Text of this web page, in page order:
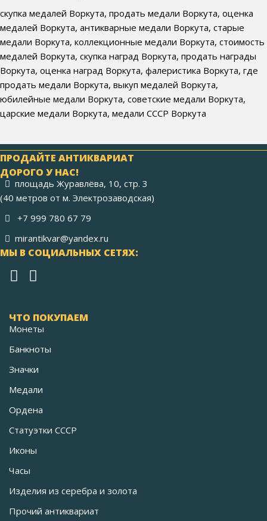
скупка медалей Воркута, продать медали Воркута, оценка
медалей Воркута, антикварные медали Воркута, старые
медали Воркута, коллекционные медали Воркута, стоимость
медалей Воркута, скупка наград Воркута, продать награды
Воркута, оценка наград Воркута, фалеристика Воркута, где
продать медали Воркута, выкуп медалей Воркута,
юбилейные медали Воркута, советские медали Воркута,
царские медали Воркута, медали СССР Воркута
ПРОДАЙТЕ АНТИКВАРИАТ
ДОРОГО У НАС!
площадь Журавлёва, 10, стр. 3
(40 метров от м. Электрозаводская)
+7 999 780 67 79
mirantikvar@yandex.ru
МЫ В СОЦИАЛЬНЫХ СЕТЯХ:
ЧТО ПОКУПАЕМ
Монеты
Банкноты
Значки
Медали
Ордена
Статуэтки СССР
Иконы
Часы
Изделия из серебра и золота
Прочий антиквариат